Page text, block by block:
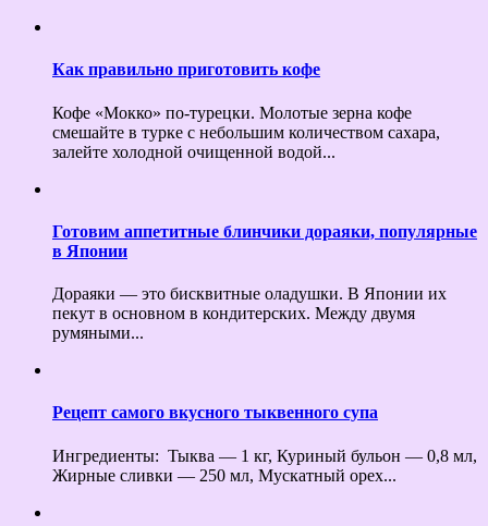
Как правильно приготовить кофе
Кофе «Мокко» по-турецки. Молотые зерна кофе
смешайте в турке с небольшим количеством сахара,
залейте холодной очищенной водой...
Готовим аппетитные блинчики дораяки, популярные
в Японии
Дораяки — это бисквитные оладушки. В Японии их
пекут в основном в кондитерских. Между двумя
румяными...
Рецепт самого вкусного тыквенного супа
Ингредиенты: Тыква — 1 кг, Куриный бульон — 0,8 мл,
Жирные сливки — 250 мл, Мускатный орех...